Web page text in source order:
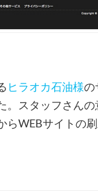
ヒラオカ石油様の
。スタッフさん
らWEBサイトの